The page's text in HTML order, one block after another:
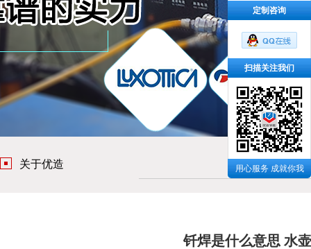
关于优造
钎焊是什么意思 水
定制咨询
扫描关注我们
用心服务 成就你我